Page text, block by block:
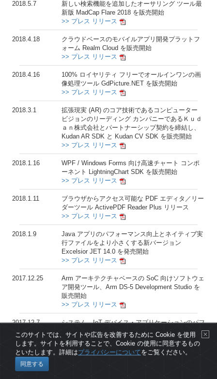
2018.5.7
新しい検索機能を追加したオーサリング ツール最
新版 MadCap Flare 2018 を販売開始
>> プレス リリース
2018.4.18
クラウドベースのモバイルアプリ開発プラットフ
ォーム Realm Cloud を販売開始
>> プレス リリース
2018.4.16
100% ロイヤリティ フリーでオールインワンの画
像処理ツール GdPicture.NET を販売開始
>> プレス リリース
2018.3.1
拡張現実 (AR) のコア技術であるコンピューター
ビジョンのリーディング カンパニーであるＫｕｄ
ａｎ株式会社とパートナーシップ契約を締結し、
Kudan AR SDK と Kudan CV SDK を販売開始
>> プレス リリース
2018.1.16
WPF / Windows Forms 向け高速チャート コンポ
ーネント LightningChart SDK を販売開始
>> プレス リリース
2018.1.11
ブラウザからアクセス可能な PDF エディタ／リー
ダーツール ActivePDF Reader Plus リリース
>> プレス リリース
2018.1.9
Java アプリのパフォーマンス向上とネイティブ実
行ファイルをより小さくする新バージョン
Excelsior JET 14.0 を発売開始
>> プレス リリース
2017.12.25
Arm アーキテクチャベースの SoC 向けソフトウェ
ア開発ツール、Arm DS-5 Development Studio を
販売開始
>> プレス リリース
2017.12.7
システム、IoT デバイス・アプリケーションのパフ
ォーマンスと電力効率を向上 - インテル System
Studio 最新バージョン 2018
>> プレス リリース
2017.12.5
このサイトでは、サイトや広告を改善するために Cookie を使用
します。サイトを利用することで、Cookie の使用に同意するもの
といたします。詳細はプライバシーについてをご覧ください。
同意する